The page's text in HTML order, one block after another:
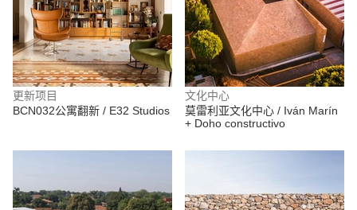
更新项目
BCN032公寓翻新 / E32 Studios
文化中心
莫雷利亚文化中心 / Iván Marín
+ Doho constructivo